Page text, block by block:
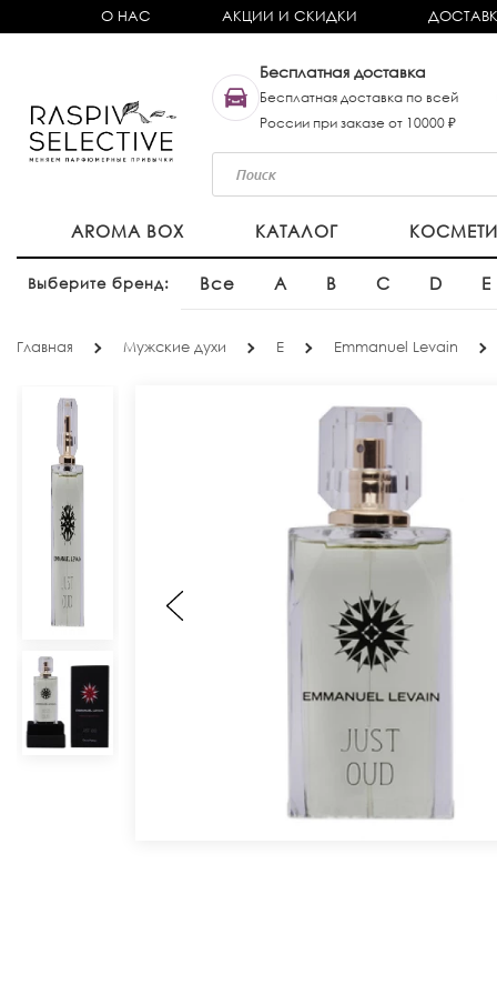
О НАС АКЦИИ И СКИДКИ
Бесплатная доставка
Бесплатная доставка по всей
России при заказе от 10000 ₽
AROMA BOX КАТАЛОГ
Выберите бренд: Все A B C D E
Главная Мужские духи E Emmanuel Levain